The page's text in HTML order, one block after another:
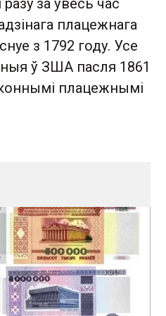
за ўвесь час
плацежнага
з 1792 году. Усе
ў ЗША пасля 1861
плацежнымі